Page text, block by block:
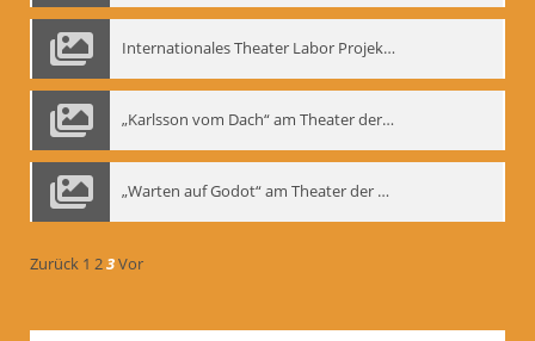
Internationales Theater Labor Projekt: Play Don Juan
„Karlsson vom Dach“ am Theater der Satire, Moskau 1985
„Warten auf Godot“ am Theater der Saire, Moskau 1980er
Zurück 1 23Vor